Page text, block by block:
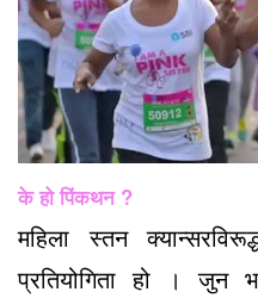
के हो पिंकथन ?
महिला स्तन
प्रतियोगिता हो । जुन